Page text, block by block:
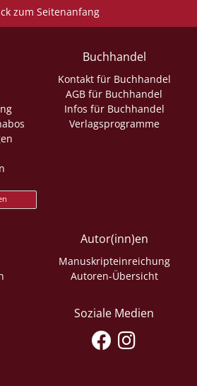
zum Seitenanfang
Buchhandel
Kontakt für Buchhandel
AGB für Buchhandel
Infos für Buchhandel
Verlagsprogramme
Autor(inn)en
Manuskripteinreichung
Autoren-Übersicht
Soziale Medien